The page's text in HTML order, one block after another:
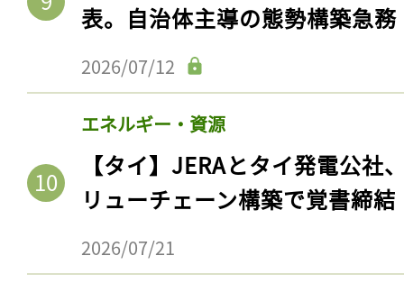
表。自治体主導の態勢構築急務
2026/07/12
エネルギー・資源
【タイ】JERAとタイ発電公社
リューチェーン構築で覚書締結
2026/07/21